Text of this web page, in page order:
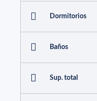
Dormitorios
Baños
Sup. total